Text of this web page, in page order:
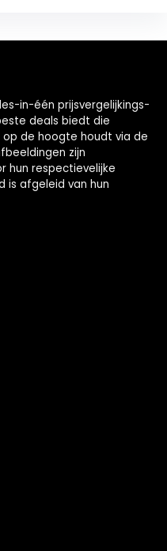
in-één prijsvergelijkings-
deals biedt die
op de hoogte houdt via de
zijn
hun respectievelijke
is afgeleid van hun